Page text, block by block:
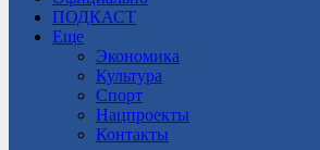
ПОДКАСТ
Еще
Экономика
Культура
Спорт
Нацпроекты
Контакты